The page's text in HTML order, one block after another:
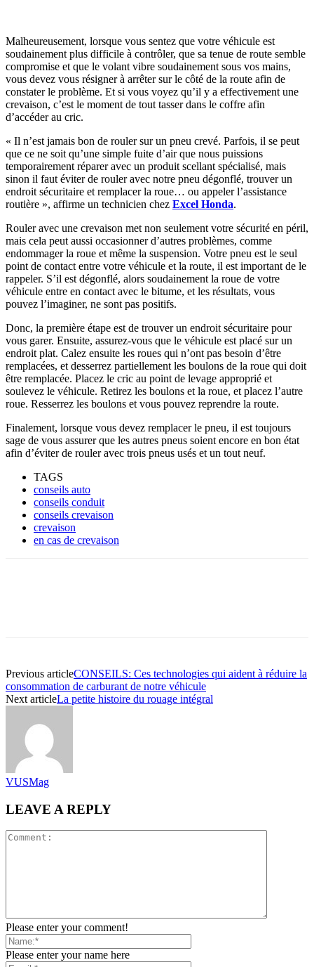
Malheureusement, lorsque vous sentez que votre véhicule est
soudainement plus difficile à contrôler, que sa tenue de route semble
compromise et que le volant vibre soudainement sous vos mains,
vous devez vous résigner à arrêter sur le côté de la route afin de
constater le problème. Et si vous voyez qu’il y a effectivement une
crevaison, c’est le moment de tout tasser dans le coffre afin
d’accéder au cric.
« Il n’est jamais bon de rouler sur un pneu crevé. Parfois, il se peut
que ce ne soit qu’une simple fuite d’air que nous puissions
temporairement réparer avec un produit scellant spécialisé, mais
sinon il faut éviter de rouler avec notre pneu dégonflé, trouver un
endroit sécuritaire et remplacer la roue… ou appeler l’assistance
routière », affirme un technicien chez Excel Honda.
Rouler avec une crevaison met non seulement votre sécurité en péril,
mais cela peut aussi occasionner d’autres problèmes, comme
endommager la roue et même la suspension. Votre pneu est le seul
point de contact entre votre véhicule et la route, il est important de le
rappeler. S’il est dégonflé, alors soudainement la roue de votre
véhicule entre en contact avec le bitume, et les résultats, vous
pouvez l’imaginer, ne sont pas positifs.
Donc, la première étape est de trouver un endroit sécuritaire pour
vous garer. Ensuite, assurez-vous que le véhicule est placé sur un
endroit plat. Calez ensuite les roues qui n’ont pas besoin d’être
remplacées, et desserrez partiellement les boulons de la roue qui doit
être remplacée. Placez le cric au point de levage approprié et
soulevez le véhicule. Retirez les boulons et la roue, et placez l’autre
roue. Resserrez les boulons et vous pouvez reprendre la route.
Finalement, lorsque vous devez remplacer le pneu, il est toujours
sage de vous assurer que les autres pneus soient encore en bon état
afin d’éviter de rouler avec trois pneus usés et un tout neuf.
TAGS
conseils auto
conseils conduit
conseils crevaison
crevaison
en cas de crevaison
Previous articleCONSEILS: Ces technologies qui aident à réduire la
consommation de carburant de notre véhicule
Next articleLa petite histoire du rouage intégral
VUSMag
LEAVE A REPLY
Please enter your comment!
Please enter your name here